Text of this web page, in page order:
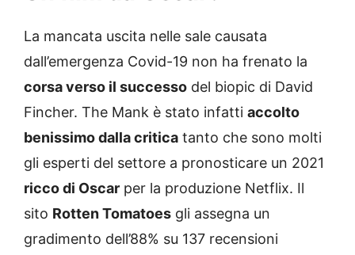
La mancata uscita nelle sale causata
dall’emergenza Covid-19 non ha frenato la
corsa verso il successo del biopic di David
Fincher. The Mank è stato infatti accolto
benissimo dalla critica tanto che sono molti
gli esperti del settore a pronosticare un 2021
ricco di Oscar per la produzione Netflix. Il
sito Rotten Tomatoes gli assegna un
gradimento dell’88% su 137 recensioni